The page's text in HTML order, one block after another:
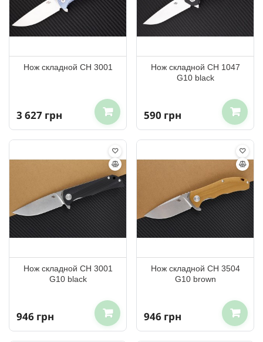
Нож складной CH 3001
3 627 грн
Нож складной CH 1047
G10 black
590 грн
Нож складной CH 3001
G10 black
946 грн
Нож складной CH 3504
G10 brown
946 грн